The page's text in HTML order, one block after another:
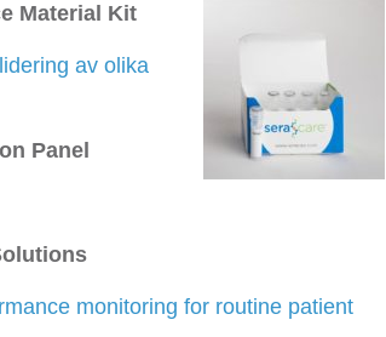
Material Kit
av olika
Panel
monitoring for routine patient